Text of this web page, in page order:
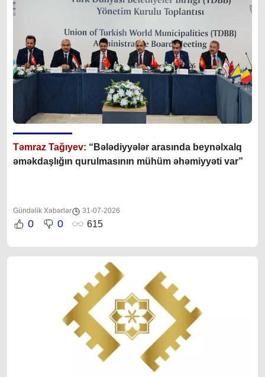
Təmraz Tağıyev: “Bələdiyyələr arasında beynəlxalq
əməkdaşlığın qurulmasının mühüm əhəmiyyəti var”
Gündəlik Xəbərlər 31-07-2026
0 0 615